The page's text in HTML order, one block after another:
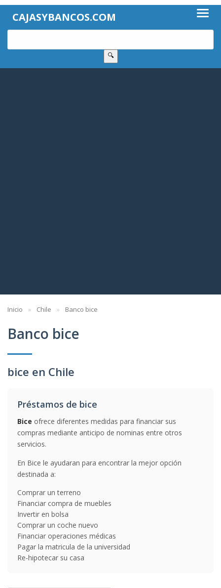
CAJASYBANCOS.COM
🔍
Inicio Chile Banco bice
Banco bice
bice en Chile
Préstamos de bice
Bice ofrece diferentes medidas para financiar sus
compras mediante anticipo de nominas entre otros
servicios.
En Bice le ayudaran para encontrar la mejor opción
destinada a:
Comprar un terreno
Financiar compra de muebles
Invertir en bolsa
Comprar un coche nuevo
Financiar operaciones médicas
Pagar la matricula de la universidad
Re-hipotecar su casa